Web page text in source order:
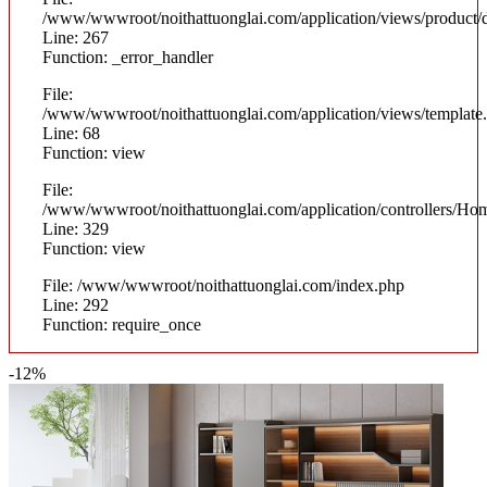
/www/wwwroot/noithattuonglai.com/application/views/product/
Line: 267
Function: _error_handler
File:
/www/wwwroot/noithattuonglai.com/application/views/
Line: 68
Function: view
File:
/www/wwwroot/noithattuonglai.com/application/controllers/
Line: 329
Function: view
File: /www/wwwroot/noithattuonglai.com/index.php
Line: 292
Function: require_once
-12%